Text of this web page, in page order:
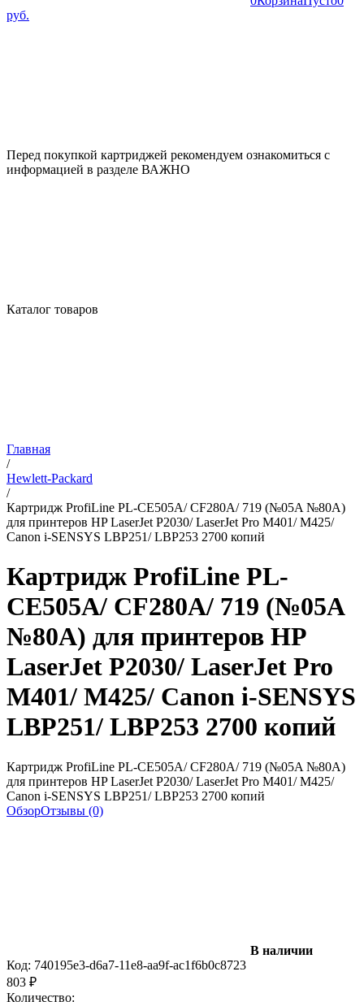
руб.
Перед покупкой картриджей рекомендуем ознакомиться с
информацией в разделе ВАЖНО
Каталог товаров
Главная
/
Hewlett-Packard
/
Картридж ProfiLine PL-CE505A/ CF280A/ 719 (№05A №80A)
для принтеров HP LaserJet P2030/ LaserJet Pro M401/ M425/
Canon i-SENSYS LBP251/ LBP253 2700 копий
Картридж ProfiLine PL-
CE505A/ CF280A/ 719 (№05A
№80A) для принтеров HP
LaserJet P2030/ LaserJet Pro
M401/ M425/ Canon i-SENSYS
LBP251/ LBP253 2700 копий
Картридж ProfiLine PL-CE505A/ CF280A/ 719 (№05A №80A)
для принтеров HP LaserJet P2030/ LaserJet Pro M401/ M425/
Canon i-SENSYS LBP251/ LBP253 2700 копий
ОбзорОтзывы (0)
В наличии
Код: 740195e3-d6a7-11e8-aa9f-ac1f6b0c8723
803 ₽
Количество: